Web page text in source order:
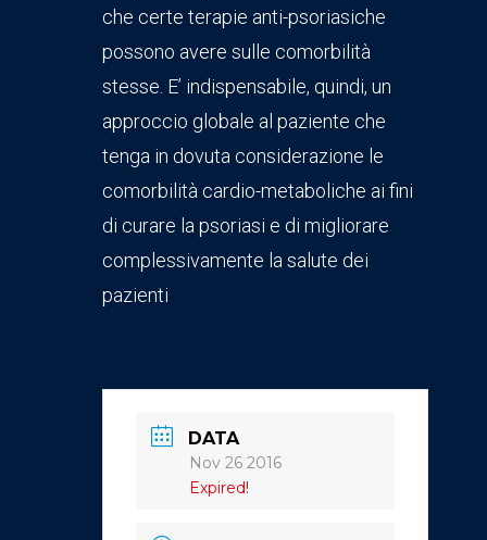
che certe terapie anti-psoriasiche
possono avere sulle comorbilità
stesse. E’ indispensabile, quindi, un
approccio globale al paziente che
tenga in dovuta considerazione le
comorbilità cardio-metaboliche ai fini
di curare la psoriasi e di migliorare
complessivamente la salute dei
pazienti
DATA
Nov 26 2016
Expired!